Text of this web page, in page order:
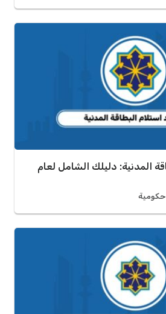
المدنية: دليلك الشامل لعام